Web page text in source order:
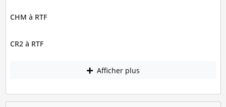
CHM à RTF
CR2 à RTF
Afficher plus